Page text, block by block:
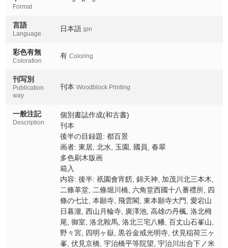
Rakuhoku kurama
洛北三宅八幡
Rakuhoku miyake hachiman
百丈山石峯山
Hyakujozan sekihozan
野々宮
Nonomiya
四明ヶ嶽
Shimeigadake
黒谷金戒光明寺
Kurodani konkai komyoji
伏見稲荷三ヶ峯
Fushimiinari mitsugamine
伏見京橋
Fushimi kyobashi
Format
言語
Language
日本語 jpn
彩色有無
Coloration
有 Coloring
刊写別
Publication
way
刊本 Woodblock Printing
一般注記
Description
個別書誌作成(和古書)
刊本
後半の目録題: 都百景
画者: 東居, 北水, 玉園, 國員, 春翠
多色刷木版画
箱入
内容: 後半: 祇園會宵餝, 錦天神, 加茂川北三本木,
二條革堂, 二條堀川橋, 六角堂西國十八番禮所, 四
條の七辻, 本願寺, 飛雲閣, 東本願寺大門, 愛宕山
日暮瀧, 西山月輪寺, 廣澤池, 高雄の丹楓, 洛北栂
尾, 御室, 洛北鞍馬, 洛北三宅八幡, 百丈山石峯山,
野々宮, 四明ヶ嶽, 黒谷金戒光明寺, 伏見稲荷三ヶ
峯, 伏見京橋, 宇治橋平等院望, 宇治川出合下ノ米